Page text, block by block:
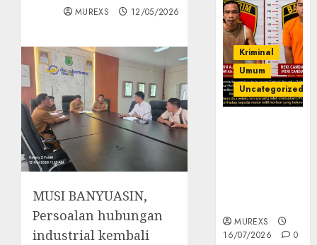
MUREXS 12/05/2026
MUSI BANYUASIN,
Persoalan hubungan
industrial kembali
Kriminal
Umum
Uncategorized
MUREXS
16/07/2026
0